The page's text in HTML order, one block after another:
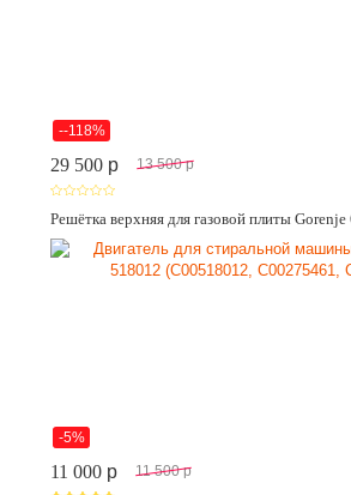
--118%
29 500 p 13 500 p
Решётка верхняя для газовой плиты
-5%
11 000 p 11 500 p